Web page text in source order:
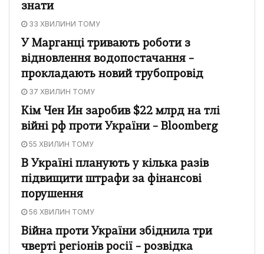
знати
33 ХВИЛИНИ ТОМУ
У Марганці тривають роботи з
відновлення водопостачання –
прокладають новий трубопровід
37 ХВИЛИН ТОМУ
Кім Чен Ин заробив $22 млрд на тлі
війні рф проти України – Bloomberg
55 ХВИЛИН ТОМУ
В Україні планують у кілька разів
підвищити штрафи за фінансові
порушення
56 ХВИЛИН ТОМУ
Війна проти України збіднила три
чверті регіонів росії – розвідка